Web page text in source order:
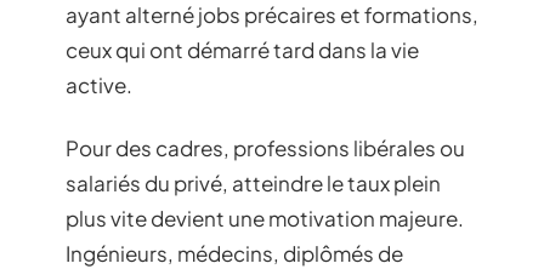
ayant alterné jobs précaires et formations,
ceux qui ont démarré tard dans la vie
active.
Pour des cadres, professions libérales ou
salariés du privé, atteindre le taux plein
plus vite devient une motivation majeure.
Ingénieurs, médecins, diplômés de